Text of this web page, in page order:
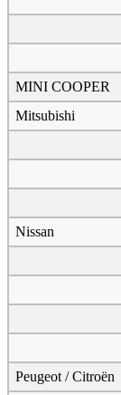
MINI COOPER
Mitsubishi
Nissan
Peugeot / Citroën